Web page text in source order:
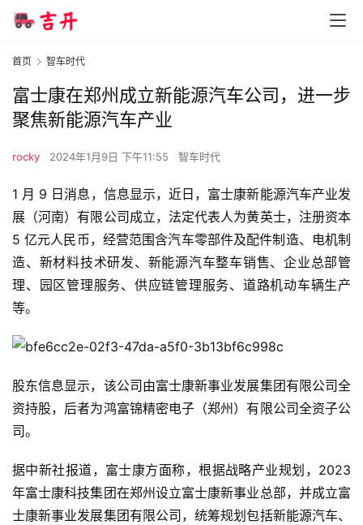
首页 智车时代
富士康在郑州成立新能源汽车公司，进一步
聚焦新能源汽车产业
rocky 2024年1月9日 下午11:55 智车时代
1 月 9 日消息，信息显示，近日，富士康新能源汽车产业发
展（河南）有限公司成立，法定代表人为黄英士，注册资本
5 亿元人民币，经营范围含汽车零部件及配件制造、电机制
造、新材料技术研发、新能源汽车整车销售、企业总部管
理、园区管理服务、供应链管理服务、道路机动车辆生产
等。
股东信息显示，该公司由富士康新事业发展集团有限公司全
资持股，后者为鸿富锦精密电子（郑州）有限公司全资子公
司。
据中新社报道，富士康方面称，根据战略产业规划，2023
年富士康科技集团在郑州设立富士康新事业总部，并成立富
士康新事业发展集团有限公司，统筹规划包括新能源汽车、